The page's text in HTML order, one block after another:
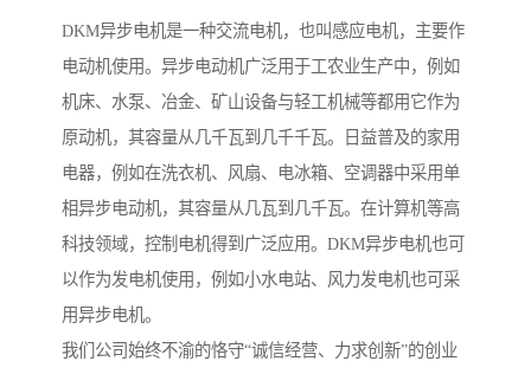
DKM异步电机是一种交流电机，也叫感应电机，主要作
电动机使用。异步电动机广泛用于工农业生产中，例如
机床、水泵、冶金、矿山设备与轻工机械等都用它作为
原动机，其容量从几千瓦到几千千瓦。日益普及的家用
电器，例如在洗衣机、风扇、电冰箱、空调器中采用单
相异步电动机，其容量从几瓦到几千瓦。在计算机等高
科技领域，控制电机得到广泛应用。DKM异步电机也可
以作为发电机使用，例如小水电站、风力发电机也可采
用异步电机。
我们公司始终不渝的恪守“诚信经营、力求创新”的创业